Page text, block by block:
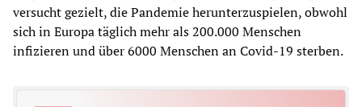
versucht gezielt, die Pandemie herunterzuspielen, obwohl
sich in Europa täglich mehr als 200.000 Menschen
infizieren und über 6000 Menschen an Covid-19 sterben.